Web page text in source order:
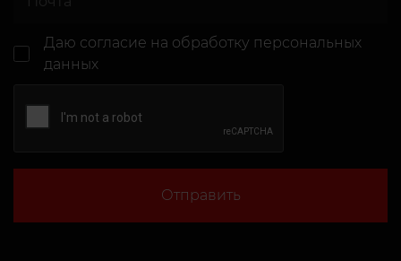
Даю согласие на обработку персональных
данных
Отправить